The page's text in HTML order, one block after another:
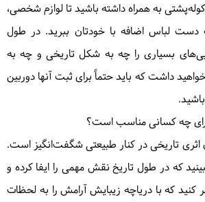
به همراه داشته باشید تا لوازم شخصی،
لباس اضافه با خودتان ببرید. در طول
بسیاری را چه به شکل تاریخی و چه به
داشت که باید حتماً برای ثبت آنها دوربین
چه کسانی مناسب است؟
اثری تاریخی در کنار طبیعتی شگفت‌انگیز است.
که در طول تاریخ نقش مهمی را ایفا کرده و
که با دریاچه زیبایش آرامش را به لحظات